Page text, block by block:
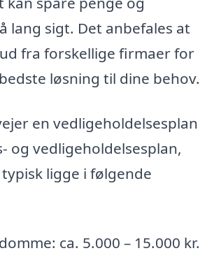
lang sigt. Det anbefales at
fra forskellige firmaer for
løsning til dine behov.
en vedligeholdelsesplan
og vedligeholdelsesplan,
ligge i følgende
ca. 5.000 – 15.000 kr.